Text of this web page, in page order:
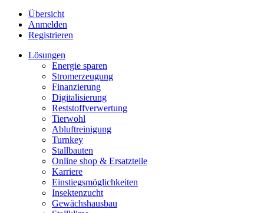
Übersicht
Anmelden
Registrieren
Lösungen
Energie sparen
Stromerzeugung
Finanzierung
Digitalisierung
Reststoffverwertung
Tierwohl
Abluftreinigung
Turnkey
Stallbauten
Online shop & Ersatzteile
Karriere
Einstiegsmöglichkeiten
Insektenzucht
Gewächshausbau